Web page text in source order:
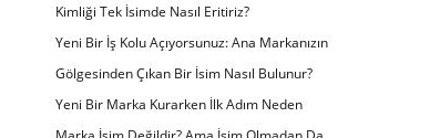
Kimliği Tek İsimde Nasıl Eritiriz?
Yeni Bir İş Kolu Açıyorsunuz: Ana Markanızın
Gölgesinden Çıkan Bir İsim Nasıl Bulunur?
Yeni Bir Marka Kurarken İlk Adım Neden